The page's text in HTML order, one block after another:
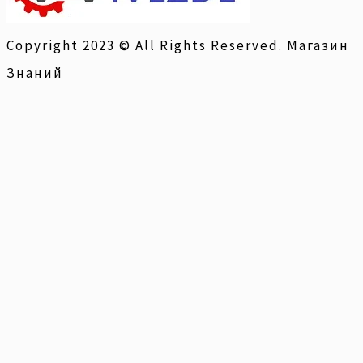
Copyright 2023 © All Rights Reserved. Магазин
Знаний